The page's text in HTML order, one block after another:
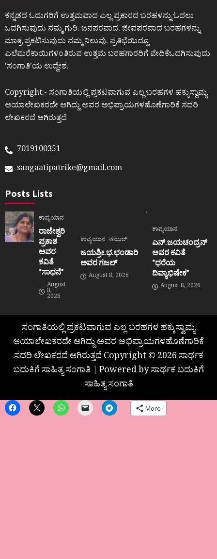
ಕನ್ನಡದ ಓದುಗರಿಗೆ ಉತ್ತಮವಾದ ಎಲ್ಲ ಪ್ರಕಾರದ ಬರಹಳನ್ನು ಓದಲು
ಒದಗಿಸುವುದು ನಮ್ಮ ಗುರಿ. ಜನಪರವಾದ, ಜೀವಪರವಾದ ಬರಹಗಳನ್ನು
ಮಾತ್ರ ಪ್ರಕಟಿಸುವುದು ನಮ್ಮ ನಿಲುವು. ಪ್ರತಿಭೆಯಿದ್ದೂ
ಎಲೆಮರೆಕಾಯಿಗಳಂತಿರುವ ಉತ್ತಮ ಬರಹಗಾರರಿಗೆ ವೇದಿಕೆಒದಗಿಸುವುದು
ʼಸಂಗಾತಿʼಯ ಉದ್ದೇಶ.
Copyright:- ಸಂಗಾತಿಯಲ್ಲಿ ಪ್ರಕಟವಾಗುವ ಎಲ್ಲ ಬರಹಗಳ ಹಕ್ಕುಸ್ವಾಮ್ಯ
ಆಯಾಲೇಖಕರದೇ ಆಗಿದ್ದು ಅವರ ಅಭಿಪ್ರಾಯಗಳಹೊಣೆಗಾರಿಕೆ ಸದರಿ
ಲೇಖಕರದೆ ಆಗಿರುತ್ತದೆ
7019100351
sangaatipatrike@gmail.com
Posts Lists
ಕಾವ್ಯಯಾನ
ರಾಜೇಶ್ವರಿ
ಪ್ರಕಾಶ
ಅವರ
ಕವಿತೆ
“ಸಾಧನೆ”
August
8,
2026
ಕಾವ್ಯಯಾನ ಗಝಲ್
ಜಯಶ್ರೀ.ಭ.ಭಂಡಾರಿ
ಅವರ ಗಜಲ್
August 8, 2026
ಕಾವ್ಯಯಾನ
ಎನ್.ಜಯಚಂದ್ರನ್
ಅವರ ಕವಿತೆ
“ಧರೆಯ
ದಿವ್ಯಾಭಿಷೇಕ”
August 8, 2026
ಸಂಗಾತಿಯಲ್ಲಿ ಪ್ರಕಟವಾಗುವ ಎಲ್ಲ ಬರಹಗಳ ಹಕ್ಕುಸ್ವಾಮ್ಯ
ಆಯಾಲೇಖಕರದೇ ಆಗಿದ್ದು ಅವರ ಅಭಿಪ್ರಾಯಗಳಹೊಣೆಗಾರಿಕೆ
ಸದರಿ ಲೇಖಕರದೆ ಆಗಿರುತ್ತದೆ Copyright © 2026 ಸಾರ್ಥಕ
ಬದುಕಿಗೆ ಸಾಹಿತ್ಯ ಸಂಗಾತಿ | Powered by ಸಾರ್ಥಕ ಬದುಕಿಗೆ
ಸಾಹಿತ್ಯ ಸಂಗಾತಿ
More